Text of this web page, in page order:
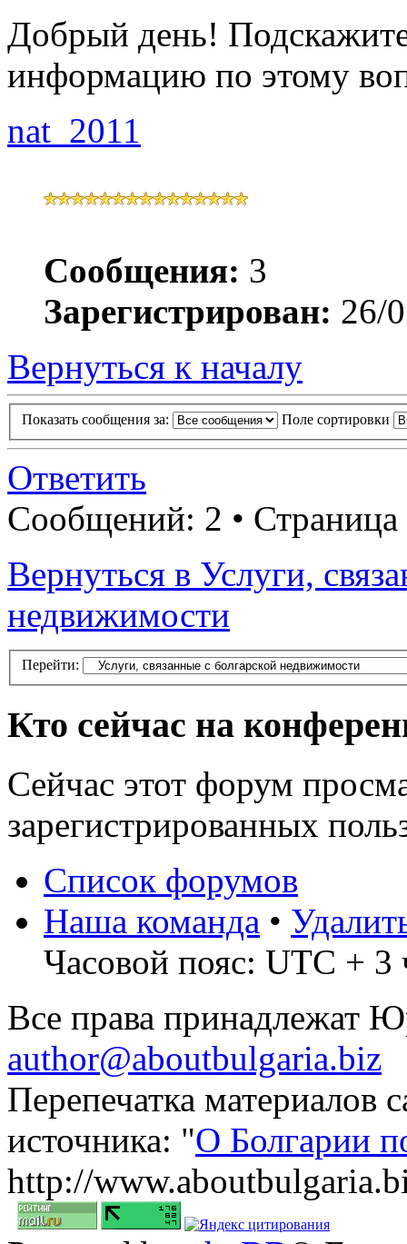
Добрый день!
информацию по этому
nat_2011
Сообщения: 3
Зарегистрирован: 26/
Вернуться к началу
Показать сообщения за: Поле сортировки
Ответить
Сообщений: 2 • Страница
Вернуться в Услуги,
недвижимости
Перейти:
Кто сейчас на
Сейчас этот форум
зарегистрированных
Список форумов
Наша команда •
Часовой пояс: UTC + 3
Все права принадлежат
author@aboutbulgaria.biz
Перепечатка материалов
источника: "О Болгарии
http://